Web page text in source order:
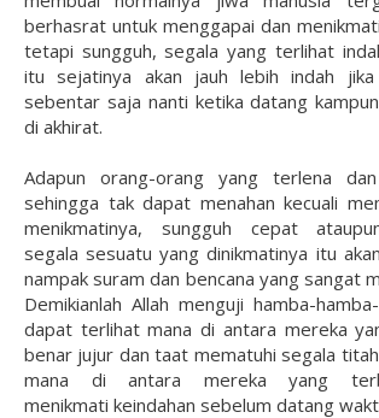
berhasrat untuk menggapai dan
tetapi sungguh, segala yang terlihat
itu sejatinya akan jauh lebih indah jika
sebentar saja nanti ketika datang
di akhirat.
Adapun orang-orang yang terlena
sehingga tak dapat menahan kecuali
menikmatinya, sungguh cepat
segala sesuatu yang dinikmatinya itu
nampak suram dan bencana yang sangat
Demikianlah Allah menguji hamba-
dapat terlihat mana di antara mereka
benar jujur dan taat mematuhi segala
mana di antara mereka yang
menikmati keindahan sebelum datang